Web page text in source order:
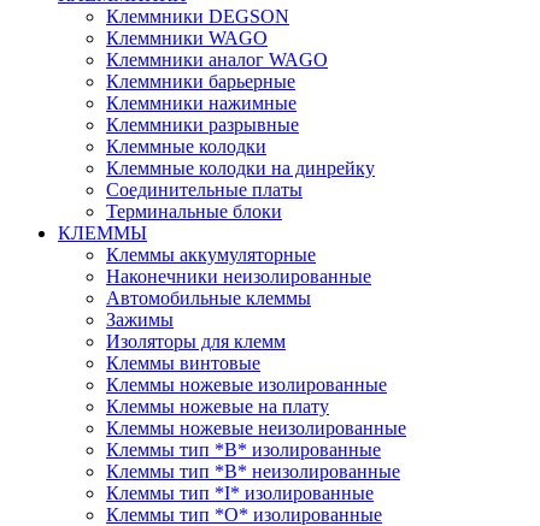
Клеммники DEGSON
Клеммники WAGO
Клеммники аналог WAGO
Клеммники барьерные
Клеммники нажимные
Клеммники разрывные
Клеммные колодки
Клеммные колодки на динрейку
Соединительные платы
Терминальные блоки
КЛЕММЫ
Клеммы аккумуляторные
Наконечники неизолированные
Автомобильные клеммы
Зажимы
Изоляторы для клемм
Клеммы винтовые
Клеммы ножевые изолированные
Клеммы ножевые на плату
Клеммы ножевые неизолированные
Клеммы тип *B* изолированные
Клеммы тип *B* неизолированные
Клеммы тип *I* изолированные
Клеммы тип *O* изолированные